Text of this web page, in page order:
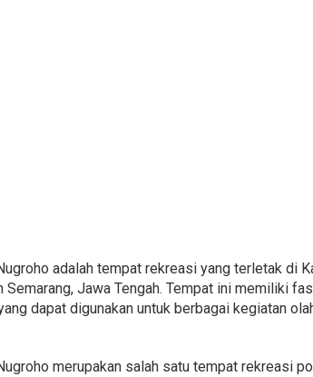
adalah tempat rekreasi yang terletak di
Semarang, Jawa Tengah. Tempat ini memiliki
dapat digunakan untuk berbagai kegiatan
merupakan salah satu tempat rekreasi